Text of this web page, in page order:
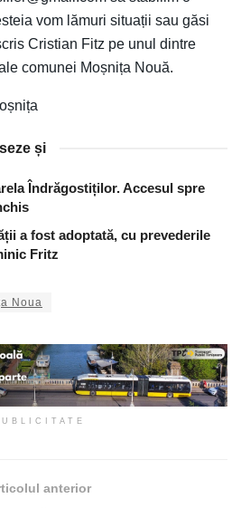
vom lămuri situații sau găsi
Cristian Fitz pe unul dintre
comunei Moșnița Nouă.
și
Îndrăgostiților. Accesul spre
a fost adoptată, cu prevederile
Fritz
Noua
anterior